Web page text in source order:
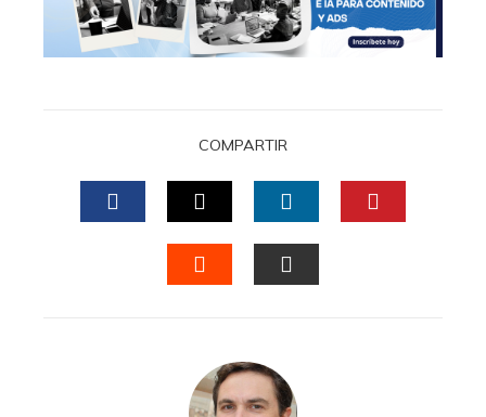
COMPARTIR
FACEBOOKTWITTERLINKEDIN